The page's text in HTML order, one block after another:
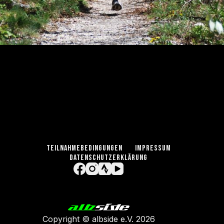
TEILNAHMEBEDINGUNGEN
IMPRESSUM
DATENSCHUTZERKLÄRUNG
Copyright © albside e.V. 2026